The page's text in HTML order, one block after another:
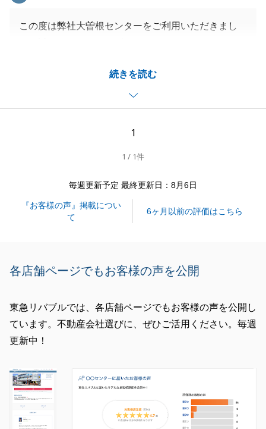
続きを読む
この度は弊社大曽根センターをご利用いただきまし
また今後とも不動産のことで何かありましたら、いつ
でもお気軽に私までお申し付け下さい。
1
1 / 1件
毎週更新予定 最終更新日：8月6日
『お客様の声』掲載につい
て
6ヶ月以前の評価はこちら
各店舗ページでもお客様の声を公開
東急リバブルでは、各店舗ページでもお客様の声を公開し
ています。不動産会社選びに、ぜひご活用ください。毎週
更新中！